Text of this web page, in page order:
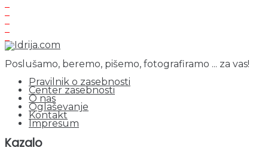
Poslušamo, beremo, pišemo, fotografiramo ... za vas!
Pravilnik o zasebnosti
Center zasebnosti
O nas
Oglaševanje
Kontakt
Impresum
Kazalo